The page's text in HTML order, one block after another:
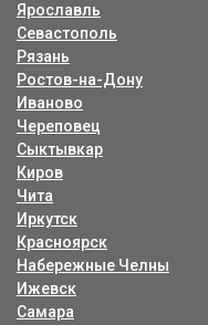
Ярославль
Севастополь
Рязань
Ростов-на-Дону
Иваново
Череповец
Сыктывкар
Киров
Чита
Иркутск
Красноярск
Набережные Челны
Ижевск
Самара